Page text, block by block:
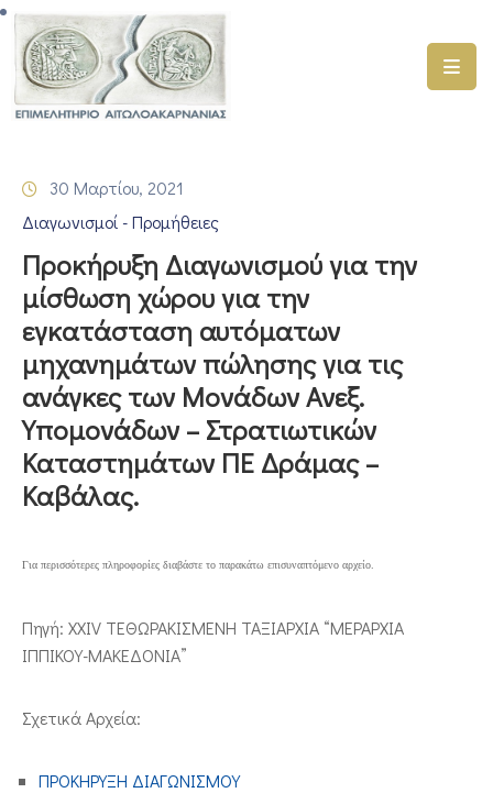
ΑΡΧΙΚΗ
ΓΕΜΗ
–
ΠΡΟΓΡΑΜΜΑΤΑ
ΕΠΙΜΕΛΗΤΗΡΙΟΥ
ΣΥΜΜΕΤΟΧΗ
ΣΕ
ΕΤΑΙΡΕΙΕΣ
ΕΠΙΚΑΙΡΟΤΗΤΑ
30 Μαρτίου, 2021
Διαγωνισμοί - Προμήθειες
Προκήρυξη Διαγωνισμού για την
μίσθωση χώρου για την
εγκατάσταση αυτόματων
μηχανημάτων πώλησης για τις
ανάγκες των Μονάδων Ανεξ.
Υπομονάδων – Στρατιωτικών
Καταστημάτων ΠΕ Δράμας –
Καβάλας.
Για περισσότερες πληροφορίες διαβάστε το παρακάτω επισυναπτόμενο αρχείο.
Πηγή: ΧΧΙV ΤΕΘΩΡΑΚΙΣΜΕΝΗ ΤΑΞΙΑΡΧΙΑ “ΜΕΡΑΡΧΙΑ
ΙΠΠΙΚΟΥ-ΜΑΚΕΔΟΝΙΑ”
Σχετικά Αρχεία:
ΠΡΟΚΗΡΥΞΗ ΔΙΑΓΩΝΙΣΜΟΥ